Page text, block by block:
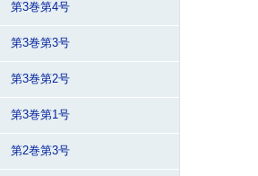
第3巻第4号
第3巻第3号
第3巻第2号
第3巻第1号
第2巻第3号